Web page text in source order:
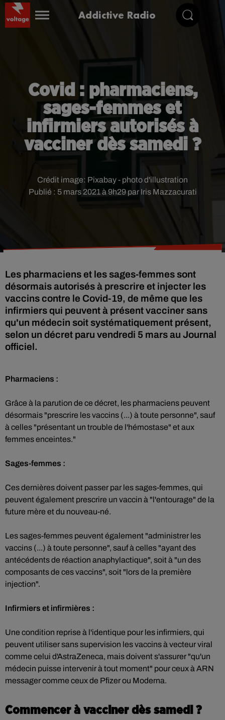
Addictive Radio
Covid : pharmaciens,
sages-femmes et
infirmiers autorisés à
vacciner dès samedi ?
Publié : 5 mars 2021 à 9h29 par Iris Mazzacurati
Crédit image: Pixabay - photo d'illustration
Les pharmaciens et les sages-femmes sont
désormais autorisés à prescrire et injecter les
vaccins contre le Covid-19, de même que les
infirmiers qui peuvent à présent vacciner sans
qu'un médecin soit systématiquement présent,
selon un décret paru vendredi 5 mars au Journal
officiel.
Pharmaciens :
Grâce à la parution de ce décret, les pharmaciens peuvent
désormais "prescrire les vaccins (...) à toute personne", sauf
à celles "présentant un trouble de l'hémostase" et aux
femmes enceintes."
Sages-femmes :
Ces dernières doivent passer par les sages-femmes, qui
peuvent également prescrire un vaccin à "l'entourage" de la
future mère et du nouveau-né.
Les sages-femmes peuvent également "administrer les
vaccins (...) à toute personne", sauf à celles "ayant des
antécédents de réaction anaphylactique", soit à "un des
composants de ces vaccins", soit "lors de la première
injection".
Infirmiers et infirmières :
Une condition reprise à l'identique pour les infirmiers, qui
peuvent utiliser sans supervision les vaccins à vecteur viral
comme celui d'AstraZeneca, mais doivent s'assurer "qu'un
médecin puisse intervenir à tout moment" pour ceux à ARN
messager comme ceux de Pfizer ou Moderna.
Commencer à vacciner dès samedi ?